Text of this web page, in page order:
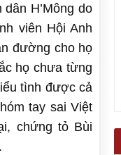
H’Mông do
viên Hội Anh
đường cho họ
họ chưa từng
tình được cả
tay sai Việt
chứng tỏ Bùi